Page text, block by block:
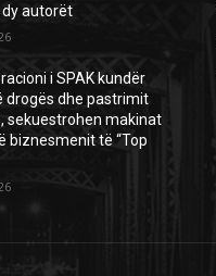
dy autorët
i SPAK kundër
drogës dhe pastrimit
sekuestrohen makinat
biznesmenit të “Top